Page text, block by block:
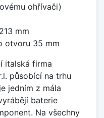
ohřívači)
mm
otvoru 35 mm
italská firma
působící na trhu
jedním z mála
baterie
Na všechny